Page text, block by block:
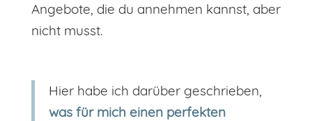
Angebote, die du annehmen kannst, aber
nicht musst.
Hier habe ich darüber geschrieben,
was für mich einen perfekten